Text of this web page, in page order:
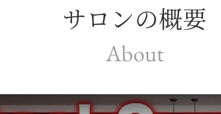
サロンの概要
About